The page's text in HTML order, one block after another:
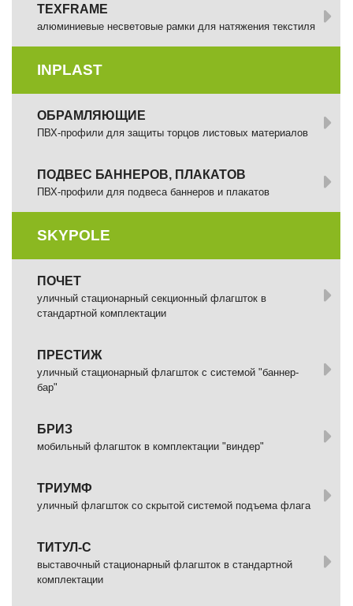
TEXFRAME
алюминиевые несветовые рамки для натяжения текстиля
INPLAST
ОБРАМЛЯЮЩИЕ
ПВХ-профили для защиты торцов листовых материалов
ПОДВЕС БАННЕРОВ, ПЛАКАТОВ
ПВХ-профили для подвеса баннеров и плакатов
SKYPOLE
ПОЧЕТ
уличный стационарный секционный флагшток в
стандартной комплектации
ПРЕСТИЖ
уличный стационарный флагшток с системой "баннер-
бар"
БРИЗ
мобильный флагшток в комплектации "виндер"
ТРИУМФ
уличный флагшток со скрытой системой подъема флага
ТИТУЛ-С
выставочный стационарный флагшток в стандартной
комплектации